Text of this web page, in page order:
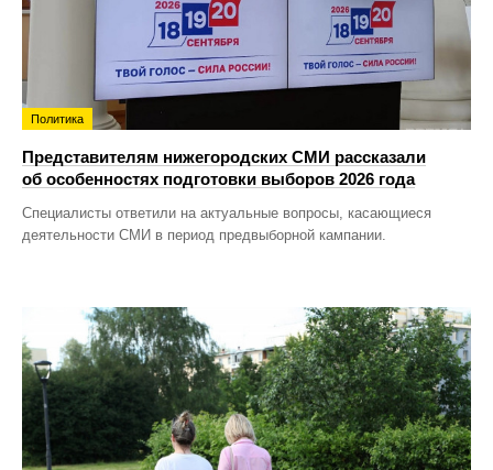
Политика
Представителям нижегородских СМИ рассказали
об особенностях подготовки выборов 2026 года
Специалисты ответили на актуальные вопросы, касающиеся
деятельности СМИ в период предвыборной кампании.